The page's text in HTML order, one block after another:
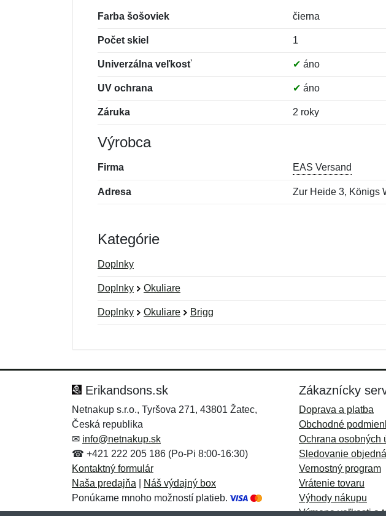
Farba šošoviek čierna
Počet skiel 1
Univerzálna veľkosť ✔ áno
UV ochrana ✔ áno
Záruka 2 roky
Výrobca
Firma EAS Versand
Adresa Zur Heide 3, Königs
Kategórie
Doplnky
Doplnky Okuliare
Doplnky Okuliare Brigg
Správa*
Správa*
Erikandsons.sk
Netnakup s.r.o., Tyršova 271, 43801 Žatec,
Česká republika
✉ info@netnakup.sk
☎ +421 222 205 186 (Po-Pi 8:00-16:30)
Kontaktný formulár
Naša predajňa
Náš výdajný box
Ponúkame mnoho možností platieb.
Zákaznícky
Doprava a platba
Obchodné
Ochrana osobných
Sledovanie
Vernostný program
Vrátenie tovaru
Výhody nákupu
Výmena veľkosti a